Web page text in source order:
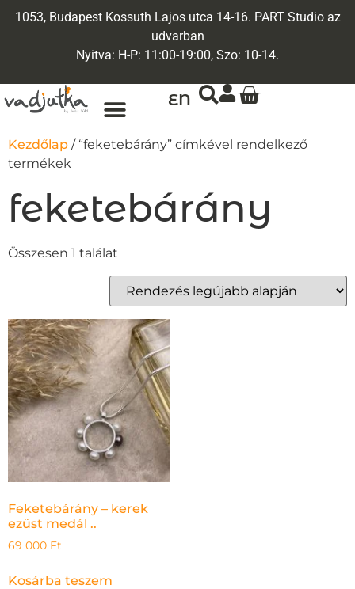
1053, Budapest Kossuth Lajos utca 14-16. PART Studio az
udvarban
Nyitva: H-P: 11:00-19:00, Szo: 10-14.
EN
Kezdőlap / “feketebárány” címkével rendelkező
termékek
feketebárány
Összesen 1 találat
Feketebárány – kerek
ezüst medál ..
69 000 Ft
Kosárba teszem